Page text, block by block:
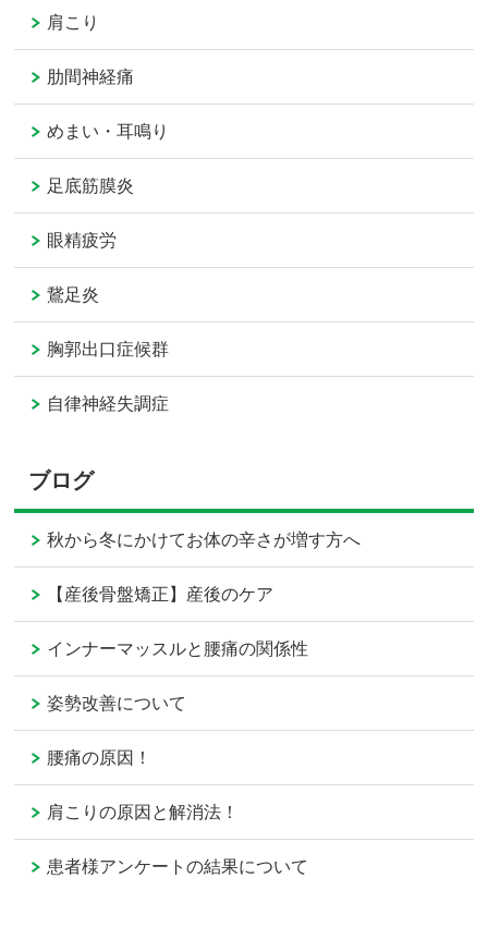
肩こり
肋間神経痛
めまい・耳鳴り
足底筋膜炎
眼精疲労
鵞足炎
胸郭出口症候群
自律神経失調症
ブログ
秋から冬にかけてお体の辛さが増す方へ
【産後骨盤矯正】産後のケア
インナーマッスルと腰痛の関係性
姿勢改善について
腰痛の原因！
肩こりの原因と解消法！
患者様アンケートの結果について